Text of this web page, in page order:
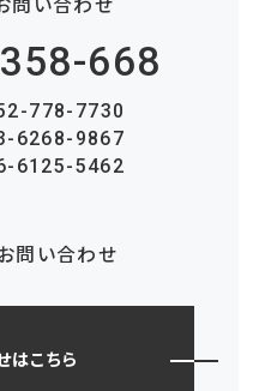
668
778-7730
6268-9867
6125-5462
問い合わせ
はこちら